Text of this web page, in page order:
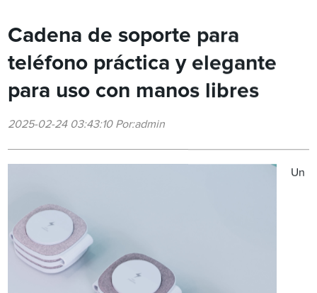
Cadena de soporte para
teléfono práctica y elegante
para uso con manos libres
2025-02-24 03:43:10 Por:admin
Un